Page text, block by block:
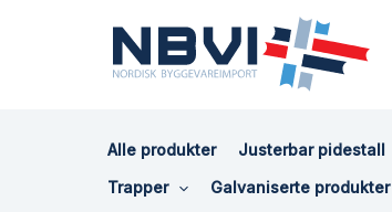
Alle produkter Justerbar pidestall
Trapper
Galvaniserte produkter